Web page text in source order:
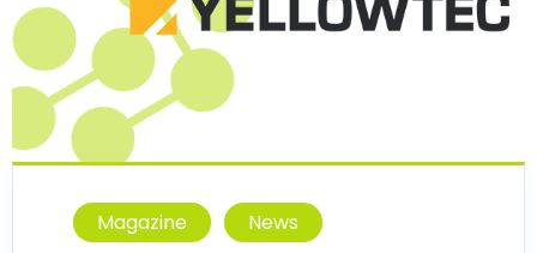
Magazine News